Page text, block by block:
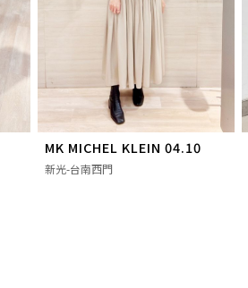
MK MICHEL KLEIN 04.10
新光-台南西門